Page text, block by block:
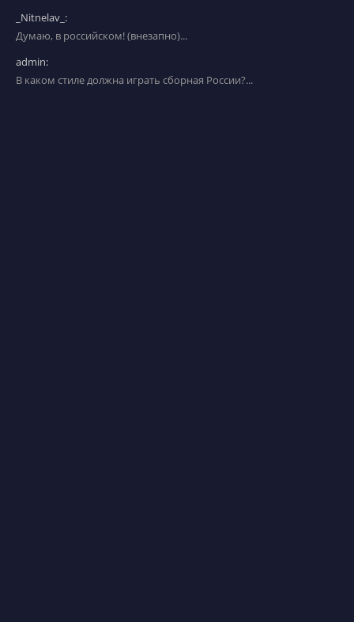
_Nitnelav_:
Думаю, в российском! (внезапно)...
admin:
В каком стиле должна играть сборная России?...